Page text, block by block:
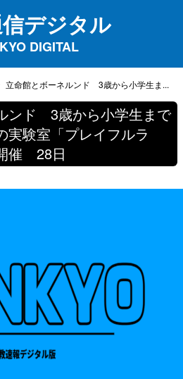
デジタル
DIGITAL
立命館とボーネルンド 3歳から小学生ま...
ンド 3歳から小学生まで
験室「プレイフルラ
催 28日